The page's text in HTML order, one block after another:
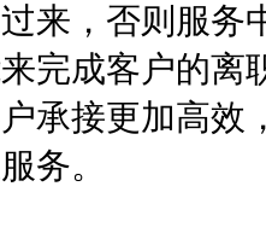
过来，否则服
完成客户的离
承接更加高效
务。